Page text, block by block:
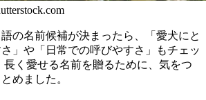
の名前候補が決まったら、「愛犬にと
」や「日常での呼びやすさ」もチェッ
長く愛せる名前を贈るために、気をつ
めました。